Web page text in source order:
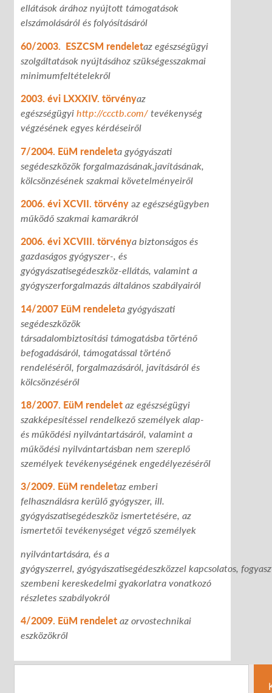
ellátások árához nyújtott támogatások
elszámolásáról és folyósításáról
60/2003. ESZCSM rendeletaz egészségügyi
szolgáltatások nyújtásához szükségesszakmai
minimumfeltételekről
2003. évi LXXXIV. törvényaz
egészségügyi http://ccctb.com/ tevékenység
végzésének egyes kérdéseiről
7/2004. EüM rendeleta gyógyászati
segédeszközök forgalmazásának,javításának,
kölcsönzésének szakmai követelményeiről
2006. évi XCVII. törvény az egészségügyben
működő szakmai kamarákról
2006. évi XCVIII. törvénya biztonságos és
gazdaságos gyógyszer-, és
gyógyászatisegédeszköz-ellátás, valamint a
gyógyszerforgalmazás általános szabályairól
14/2007 EüM rendeleta gyógyászati
segédeszközök
társadalombiztosítási támogatásba történő
befogadásáról, támogatással történő
rendeléséről, forgalmazásáról, javításáról és
kölcsönzéséről
18/2007. EüM rendelet az egészségügyi
szakképesítéssel rendelkező személyek alap-
és működési nyilvántartásáról, valamint a
működési nyilvántartásban nem szereplő
személyek tevékenységének engedélyezéséről
3/2009. EüM rendeletaz emberi
felhasználásra kerülő gyógyszer, ill.
gyógyászatisegédeszköz ismertetésére, az
ismertetői tevékenységet végző személyek
nyilvántartására, és a
gyógyszerrel, gyógyászatisegédeszközzel kapcsolatos,
szembeni kereskedelmi gyakorlatra vonatkozó
részletes szabályokról
4/2009. EüM rendelet az orvostechnikai
eszközökről